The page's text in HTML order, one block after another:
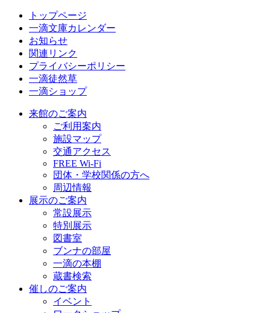
トップページ
一滴文庫カレンダー
お知らせ
関連リンク
プライバシーポリシー
一滴徒然草
一滴ショップ
来館のご案内
ご利用案内
施設マップ
交通アクセス
FREE Wi-Fi
団体・学校関係の方へ
周辺情報
展示のご案内
常設展示
特別展示
図書室
ブンナの部屋
一滴の本棚
蔵書検索
催しのご案内
イベント